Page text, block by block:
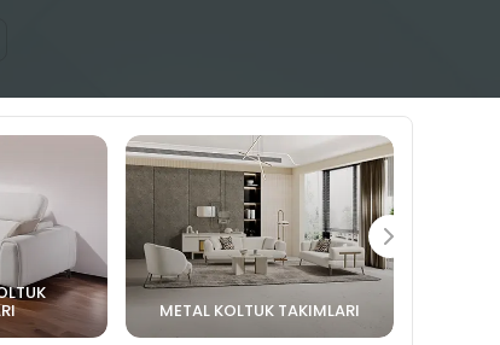
METAL KOLTUK TAKIMLARI